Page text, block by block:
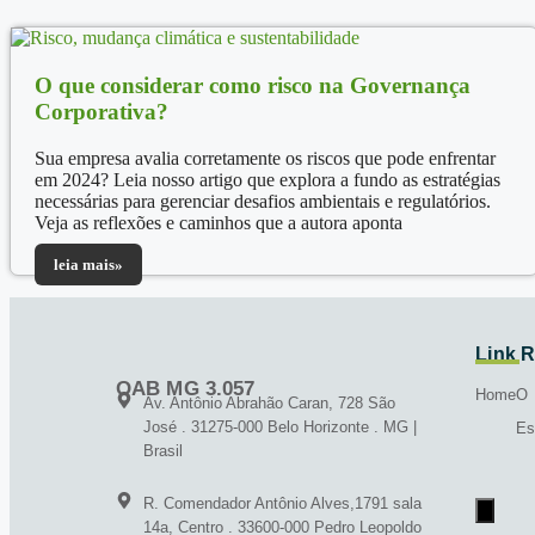
O que considerar como risco na Governança
Corporativa?
Sua empresa avalia corretamente os riscos que pode enfrentar
em 2024? Leia nosso artigo que explora a fundo as estratégias
necessárias para gerenciar desafios ambientais e regulatórios.
Veja as reflexões e caminhos que a autora aponta
leia mais»
OAB MG 3.057
Av. Antônio Abrahão Caran, 728 São
José . 31275-000 Belo Horizonte . MG |
Brasil
R. Comendador Antônio Alves,1791 sala
14a, Centro . 33600-000 Pedro Leopoldo
Link
HomeO